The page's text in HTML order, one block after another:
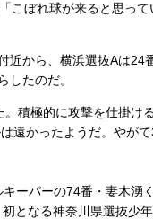
こぼれ球が来ると思っ
から、横浜選抜Aは24
したのだ。
積極的に攻撃を仕掛け
遠かったようだ。やが
ーパーの74番・妻木湧
となる神奈川県選抜少